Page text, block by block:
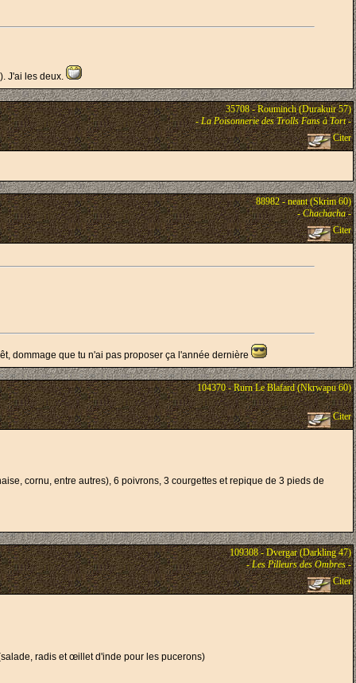
J'ai les deux.
35708 - Rouminch (Durakuir 57)
-La Poisonnerie des Trolls Fans à Tort-
Citer
88982 - neant (Skrim 60)
-Chachacha-
Citer
dommage que tu n'ai pas proposer ça l'année dernière
104370 - Rurn Le Blafard (Nkrwapu 60)
Citer
cornu, entre autres), 6 poivrons, 3 courgettes et repique de 3 pieds de
109308 - Dvergar (Darkling 47)
-Les Pilleurs des Ombres-
Citer
radis et œillet d'inde pour les pucerons)